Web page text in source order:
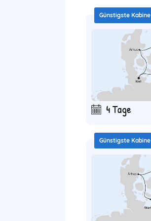
Günstigste Kabine
4 Tage
Günstigste Kabine